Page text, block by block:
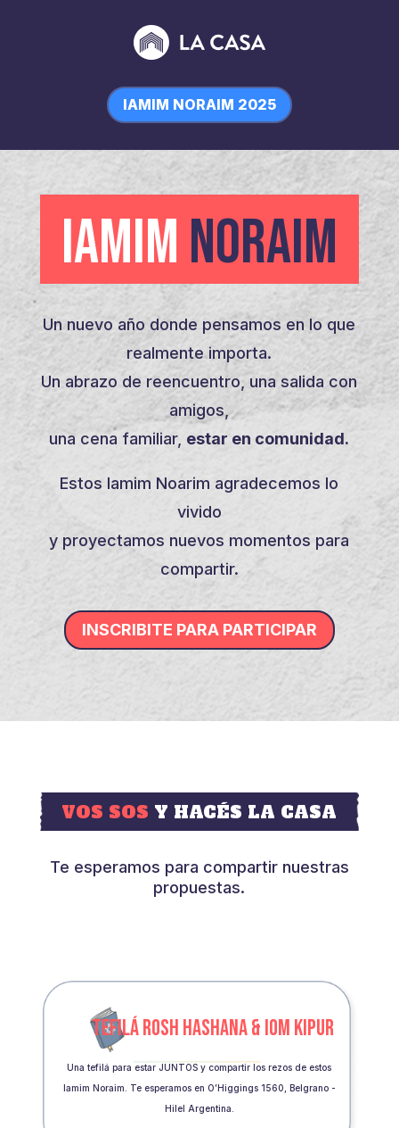
IAMIM NORAIM 2025
IAMIM NORAIM
Un nuevo año donde pensamos en lo que
realmente importa.
Un abrazo de reencuentro, una salida con
amigos,
una cena familiar, estar en comunidad.
Estos Iamim Noarim agradecemos lo
vivido
y proyectamos nuevos momentos para
compartir.
INSCRIBITE PARA PARTICIPAR
VOS SOS Y HACÉS LA CASA
Te esperamos para compartir nuestras
propuestas.
TEFILÁ ROSH HASHANA & IOM KIPUR
Una tefilá para estar JUNTOS y compartir los rezos de estos
Iamim Noraim. Te esperamos en O’Higgings 1560, Belgrano -
Hilel Argentina.